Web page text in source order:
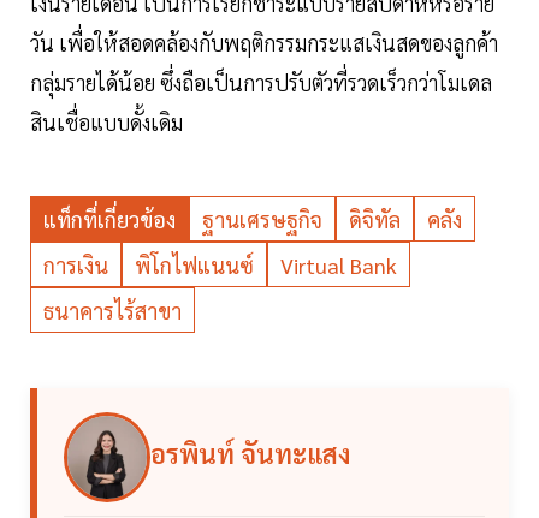
วัน เพื่อให้สอดคล้องกับพฤติกรรมกระแสเงินสดของลูกค้า
กลุ่มรายได้น้อย ซึ่งถือเป็นการปรับตัวที่รวดเร็วกว่าโมเดล
สินเชื่อแบบดั้งเดิม
แท็กที่เกี่ยวข้อง ฐานเศรษฐกิจ ดิจิทัล
คลัง
การเงิน
พิโกไฟแนนซ์
Virtual Bank
ธนาคารไร้สาขา
อรพินท์ จันทะแสง